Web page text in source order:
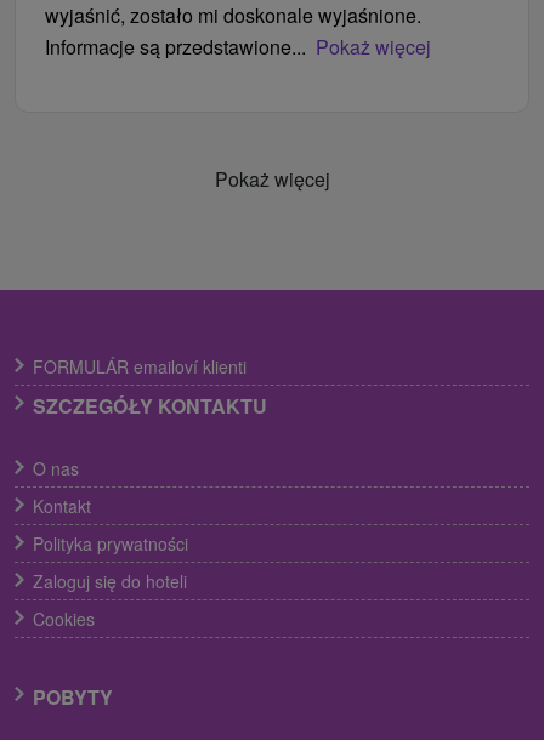
wyjaśnić, zostało mi doskonale wyjaśnione.
Informacje są przedstawione... Pokaż więcej
Pokaż więcej
FORMULÁR emailoví klienti
SZCZEGÓŁY KONTAKTU
O nas
Kontakt
Polityka prywatności
Zaloguj się do hoteli
Cookies
POBYTY